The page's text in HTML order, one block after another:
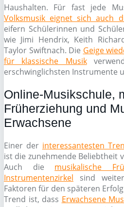
Haushalten. Für fast jede
Volksmusik eignet sich auch
eifern Schülerinnen und
wie Jimi Hendrix, Keith
Taylor Swiftnach. Die Geige
für klassische Musik
erschwinglichsten Instrumente
Online-Musikschule,
Früherziehung und
Erwachsene
Einer der interessantesten
ist die zunehmende Beliebtheit
Auch die musikalische
Instrumentenzirkel sind
Faktoren für den späteren
Trend ist, dass Erwachsene